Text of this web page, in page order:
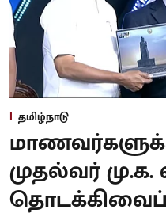
தமிழ்நாடு
முதல்வர்